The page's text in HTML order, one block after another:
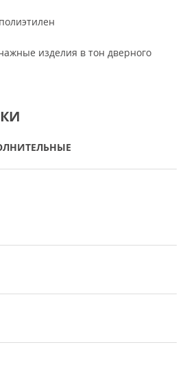
изделия в тон дверного